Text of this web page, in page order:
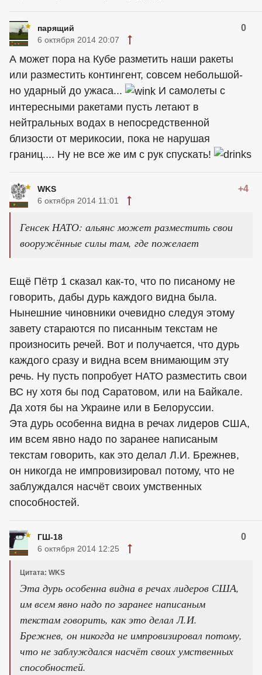
парящий 0
6 октября 2014 20:07
А может пора на Кубе разметить наши ракеты
или разместить контингент, совсем небольшой-
но ударный до ужаса...
И самолеты с
интересными ракетами пусть летают в
нейтральных водах в непосредственной
близости от мерикосии, пока не нарушая
границ.... Ну не все же им с рук спускать!
WKS +4
6 октября 2014 11:01
Генсек НАТО: альянс может разместить свои
вооружённые силы там, где пожелает
Ещё Пётр 1 сказал как-то, что по писаному не
говорить, дабы дурь каждого видна была.
Нынешние чиновники очевидно следуя этому
завету стараются по писанным текстам не
произносить речей. Вот и получается, что дурь
каждого сразу и видна всем внимающим эту
речь. Ну пусть попробует НАТО разместить свои
ВС ну хотя бы под Саратовом, или на Байкале.
Да хотя бы на Украине или в Белоруссии.
Эта дурь особенна видна в речах лидеров США,
им всем явно надо по заранее написаным
текстам говорить, как это делал Л.И. Брежнев,
он никогда не импровизировал потому, что не
заблуждался насчёт своих умственных
способностей.
ГШ-18 0
6 октября 2014 12:25
Цитата: WKS
Эта дурь особенна видна в речах лидеров США,
им всем явно надо по заранее написаным
текстам говорить, как это делал Л.И.
Брежнев, он никогда не импровизировал потому,
что не заблуждался насчёт своих умственных
способностей.